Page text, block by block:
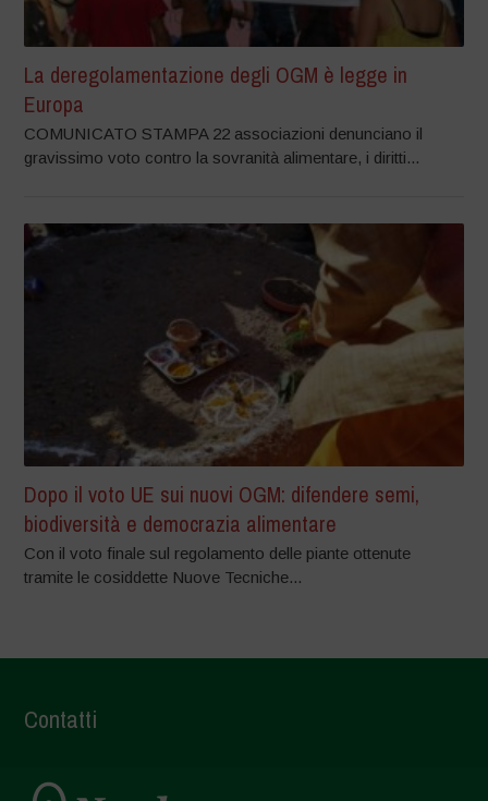
La deregolamentazione degli OGM è legge in
Europa
COMUNICATO STAMPA 22 associazioni denunciano il
gravissimo voto contro la sovranità alimentare, i diritti...
Dopo il voto UE sui nuovi OGM: difendere semi,
biodiversità e democrazia alimentare
Con il voto finale sul regolamento delle piante ottenute
tramite le cosiddette Nuove Tecniche...
Contatti